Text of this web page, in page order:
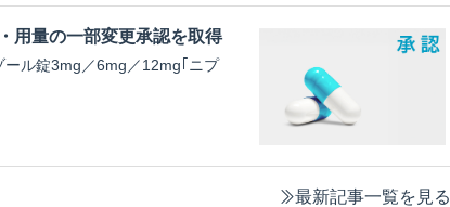
用量の一部変更承認を取得
ル錠3mg／6mg／12mg｢ニプ
最新記事一覧を見る